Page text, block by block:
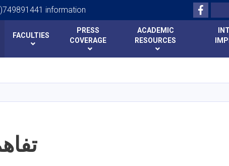
content
information Search
FACULTIES
PRESS
COVERAGE
ACADEMIC
RESOURCES